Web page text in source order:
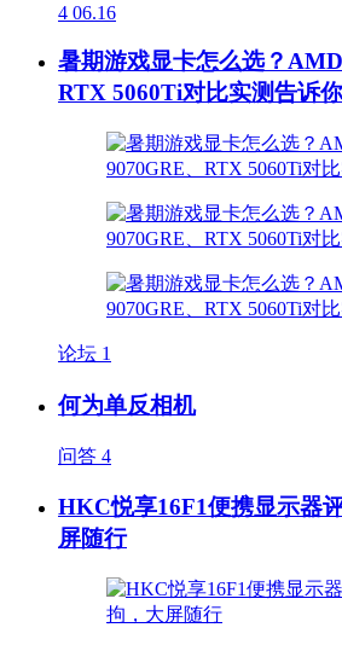
4 06.16
暑期游戏显卡怎么选？AMD
RTX 5060Ti对比实测告诉你
论坛 1
何为单反相机
问答 4
HKC悦享16F1便携显示器
屏随行